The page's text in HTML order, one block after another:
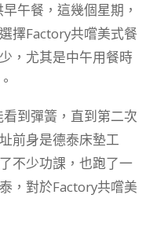
午餐，這幾個星期，
擇Factory共嚐美式餐
，尤其是中午用餐時
到彈簧，直到第二次
前身是德泰床墊工
不少功課，也跑了一
，對於Factory共嚐美